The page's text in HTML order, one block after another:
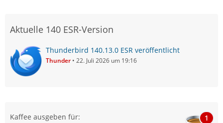
Aktuelle 140 ESR-Version
Thunderbird 140.13.0 ESR veröffentlicht
Thunder 22. Juli 2026 um 19:16
Kaffee ausgeben für: 1